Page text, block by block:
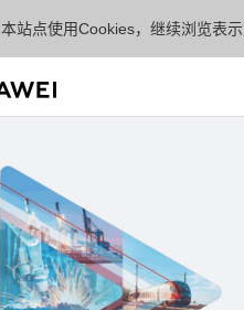
本站点使用Cookies，继续浏览表